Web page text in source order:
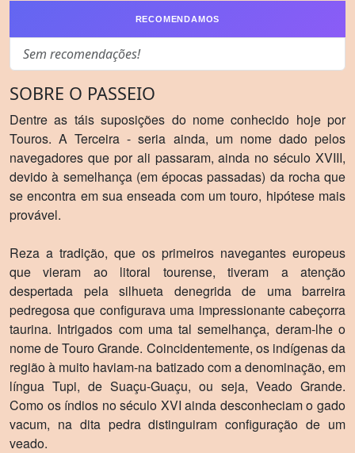
RECOMENDAMOS
Sem recomendações!
SOBRE O PASSEIO
Dentre as táis suposições do nome conhecido hoje por
Touros. A Terceira - seria ainda, um nome dado pelos
navegadores que por ali passaram, ainda no século XVIII,
devido à semelhança (em épocas passadas) da rocha que
se encontra em sua enseada com um touro, hipótese mais
provável.
Reza a tradição, que os primeiros navegantes europeus
que vieram ao litoral tourense, tiveram a atenção
despertada pela silhueta denegrida de uma barreira
pedregosa que configurava uma impressionante cabeçorra
taurina. Intrigados com uma tal semelhança, deram-lhe o
nome de Touro Grande. Coincidentemente, os indígenas da
região à muito haviam-na batizado com a denominação, em
lí­ngua Tupi, de Suaçu-Guaçu, ou seja, Veado Grande.
Como os í­ndios no século XVI ainda desconheciam o gado
vacum, na dita pedra distinguiram configuração de um
veado.